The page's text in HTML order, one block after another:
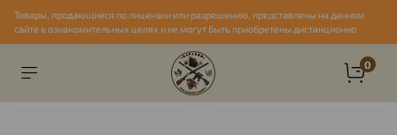
Товары, продающиеся по лицензии или разрешению, представлены на данном
сайте в ознакомительных целях и не могут быть приобретены дистанционно
0